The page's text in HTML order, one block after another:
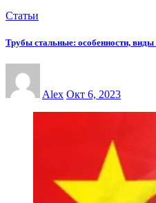
Статьи
Трубы стальные: особенности, виды
Alex Окт 6, 2023